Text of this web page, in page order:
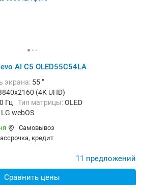
AI C5 OLED55C54LA
экрана: 55 "
(4K UHD)
Гц Тип матрицы:OLED
LG webOS
Самовывоз
кредит
11 предложений
Сравнить цены